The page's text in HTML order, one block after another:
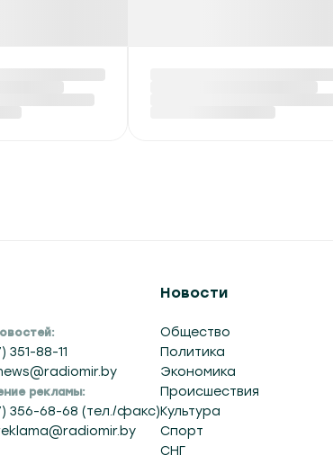
пошлины
ДТП на Гомельщине:
трое погибших, в том
351-88-11
рекламы:
Новости
Общество
Политика
Экономика
Происшествия
Культура